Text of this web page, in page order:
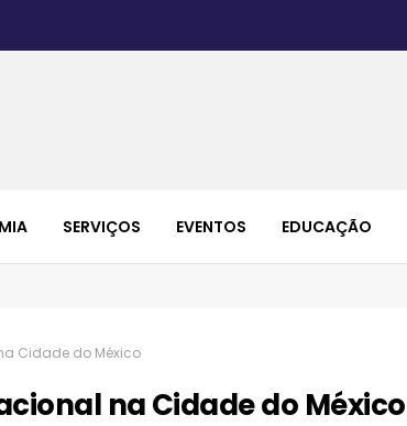
SERVIÇOS EVENTOS EDUCAÇÃO
Cidade do México
na Cidade do México